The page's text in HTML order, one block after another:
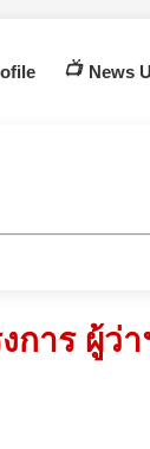
📺 News
การ ผู้